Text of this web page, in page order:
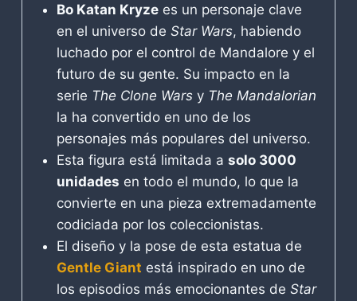
Bo Katan Kryzees un personaje clave
en el universo de Star Wars, habiendo
luchado por el control de Mandalore y el
futuro de su gente. Su impacto en la
serie The Clone Warsy The Mandalorian
la ha convertido en uno de los
personajes más populares del universo.
Esta figura está limitada a solo 3000
unidades en todo el mundo, lo que la
convierte en una pieza extremadamente
codiciada por los coleccionistas.
El diseño y la pose de esta estatua de
Gentle Giant está inspirado en uno de
los episodios más emocionantes de Star